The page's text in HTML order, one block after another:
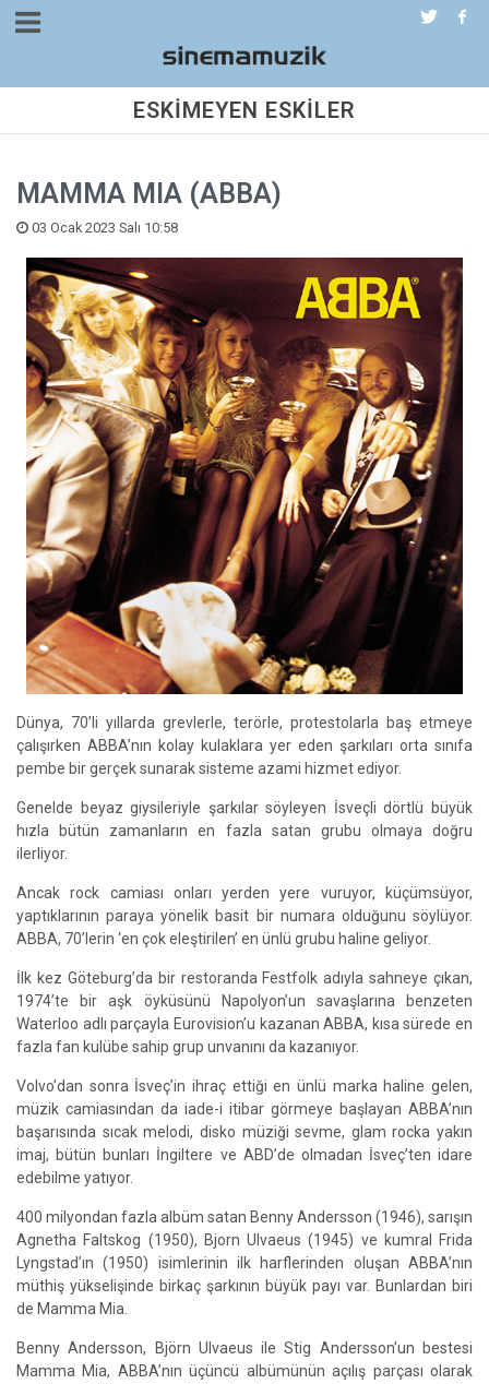
ESKİMEYEN ESKİLER
MAMMA MIA (ABBA)
03 Ocak 2023 Salı 10:58
Dünya, 70’li yıllarda grevlerle, terörle, protestolarla baş etmeye
çalışırken ABBA’nın kolay kulaklara yer eden şarkıları orta sınıfa
pembe bir gerçek sunarak sisteme azami hizmet ediyor.
Genelde beyaz giysileriyle şarkılar söyleyen İsveçli dörtlü büyük
hızla bütün zamanların en fazla satan grubu olmaya doğru
ilerliyor.
Ancak rock camiası onları yerden yere vuruyor, küçümsüyor,
yaptıklarının paraya yönelik basit bir numara olduğunu söylüyor.
ABBA, 70’lerin ‘en çok eleştirilen’ en ünlü grubu haline geliyor.
İlk kez Göteburg’da bir restoranda Festfolk adıyla sahneye çıkan,
1974’te bir aşk öyküsünü Napolyon’un savaşlarına benzeten
Waterloo adlı parçayla Eurovision’u kazanan ABBA, kısa sürede en
fazla fan kulübe sahip grup unvanını da kazanıyor.
Volvo’dan sonra İsveç’in ihraç ettiği en ünlü marka haline gelen,
müzik camiasından da iade-i itibar görmeye başlayan ABBA’nın
başarısında sıcak melodi, disko müziği sevme, glam rocka yakın
imaj, bütün bunları İngiltere ve ABD’de olmadan İsveç’ten idare
edebilme yatıyor.
400 milyondan fazla albüm satan Benny Andersson (1946), sarışın
Agnetha Faltskog (1950), Bjorn Ulvaeus (1945) ve kumral Frida
Lyngstad’ın (1950) isimlerinin ilk harflerinden oluşan ABBA’nın
müthiş yükselişinde birkaç şarkının büyük payı var. Bunlardan biri
de Mamma Mia.
Benny Andersson, Björn Ulvaeus ile Stig Andersson’un bestesi
Mamma Mia, ABBA’nın üçüncü albümünün açılış parçası olarak